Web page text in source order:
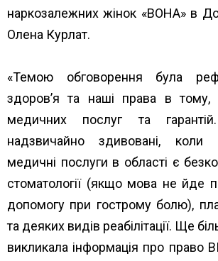
наркозалежних жінок «ВОНА» в
Олена Курлат.
«Темою обговорення була
здоров’я та наші права в тому,
медичних послуг та
надзвичайно здивовані, коли
медичні послуги в області є
стоматології (якщо мова не йде
допомогу при гострому болю),
та деяких видів реабілітації. Ще
викликала інформація про право